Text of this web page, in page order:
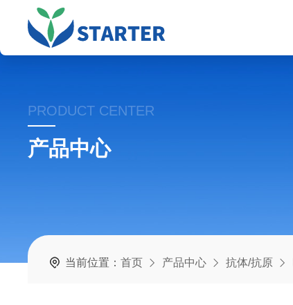
PRODUCT CENTER
产品中心
当前位置：首页 产品中心 抗体/抗原